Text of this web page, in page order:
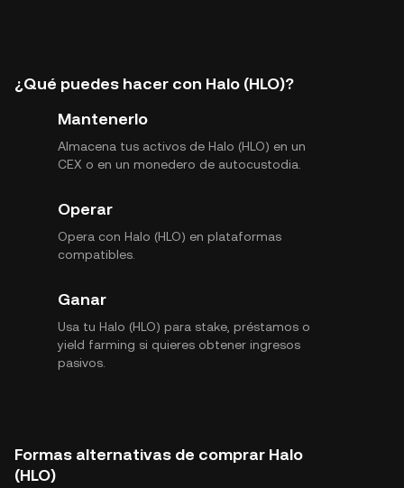
¿Qué puedes hacer con Halo (HLO)?
Mantenerlo
Almacena tus activos de Halo (HLO) en un
CEX o en un monedero de autocustodia.
Operar
Opera con Halo (HLO) en plataformas
compatibles.
Ganar
Usa tu Halo (HLO) para stake, préstamos o
yield farming si quieres obtener ingresos
pasivos.
Formas alternativas de comprar Halo
(HLO)